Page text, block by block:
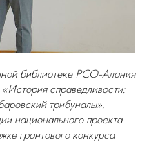
библиотеке РСО-Алания
справедливости:
трибуналы»,
национального проекта
грантового конкурса